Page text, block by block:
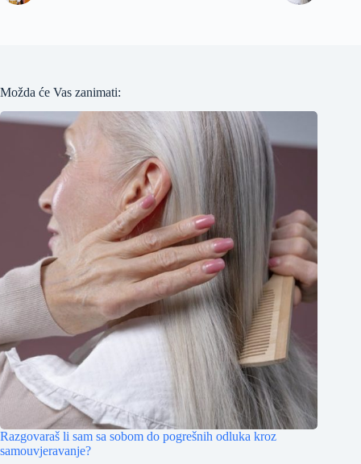
Možda će Vas zanimati:
Razgovaraš li sam sa sobom do pogrešnih odluka kroz
samouvjeravanje?